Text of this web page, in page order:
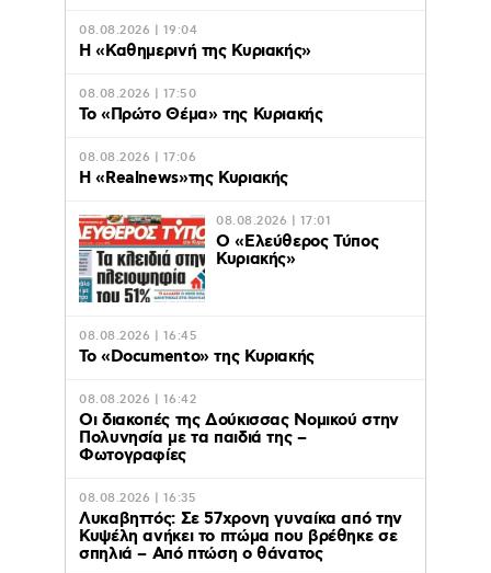
08.08.2026 | 19:04
H «Καθημερινή της Κυριακής»
08.08.2026 | 17:50
Το «Πρώτο Θέμα» της Κυριακής
08.08.2026 | 17:06
Η «Realnews»της Κυριακής
08.08.2026 | 17:01
Ο «Eλεύθερος Τύπος
Κυριακής»
08.08.2026 | 16:45
Το «Documento» της Κυριακής
08.08.2026 | 16:42
Οι διακοπές της Δούκισσας Νομικού στην
Πολυνησία με τα παιδιά της –
Φωτογραφίες
08.08.2026 | 16:35
Λυκαβηττός: Σε 57χρονη γυναίκα από την
Κυψέλη ανήκει το πτώμα που βρέθηκε σε
σπηλιά – Από πτώση ο θάνατος